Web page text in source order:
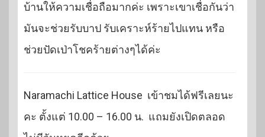
บ้านให้ความเชื่อถือมากค่ะ เพราะเขาเชื่อกันว่า
มันจะช่วยรับบาป รับเคราะห์ร้ายไปแทน หรือ
ช่วยปัดเป่าโชคร้ายต่างๆได้ค่ะ
Naramachi Lattice House เข้าชมได้ฟรีเลยนะ
คะ ตั้งแต่ 10.00 – 16.00 น. แถมยังเปิดตลอด